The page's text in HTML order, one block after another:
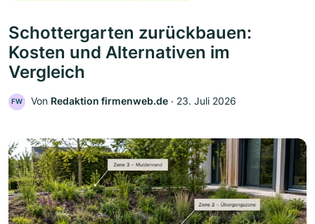
Schottergarten zurückbauen:
Kosten und Alternativen im
Vergleich
FW Von Redaktion firmenweb.de ‧ 23. Juli 2026